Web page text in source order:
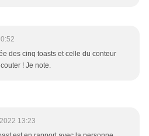
des cinq toasts et celle du conteur
! Je note.
13:23